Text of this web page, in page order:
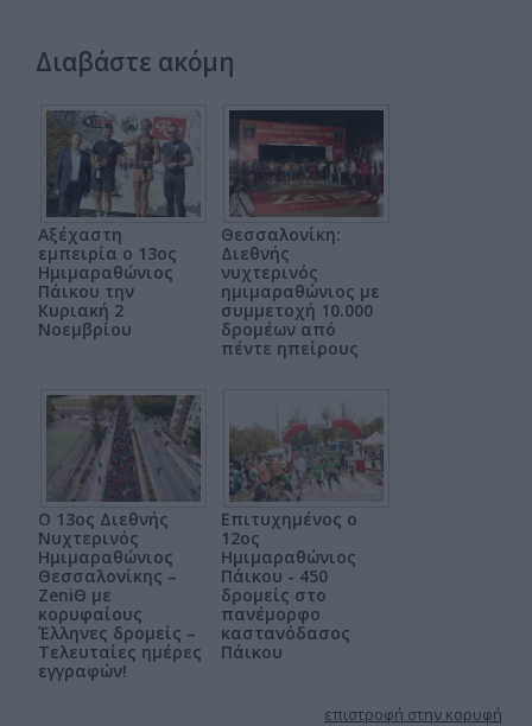
Διαβάστε ακόμη
Αξέχαστη
εμπειρία ο 13ος
Ημιμαραθώνιος
Πάικου την
Κυριακή 2
Νοεμβρίου
Θεσσαλονίκη:
Διεθνής
νυχτερινός
ημιμαραθώνιος με
συμμετοχή 10.000
δρομέων από
πέντε ηπείρους
Ο 13ος Διεθνής
Νυχτερινός
Ημιμαραθώνιος
Θεσσαλονίκης –
ZeniΘ με
κορυφαίους
Έλληνες δρομείς –
Τελευταίες ημέρες
εγγραφών!
Επιτυχημένος ο
12ος
Ημιμαραθώνιος
Πάικου - 450
δρομείς στο
πανέμορφο
καστανόδασος
Πάικου
επιστροφή στην κορυφή